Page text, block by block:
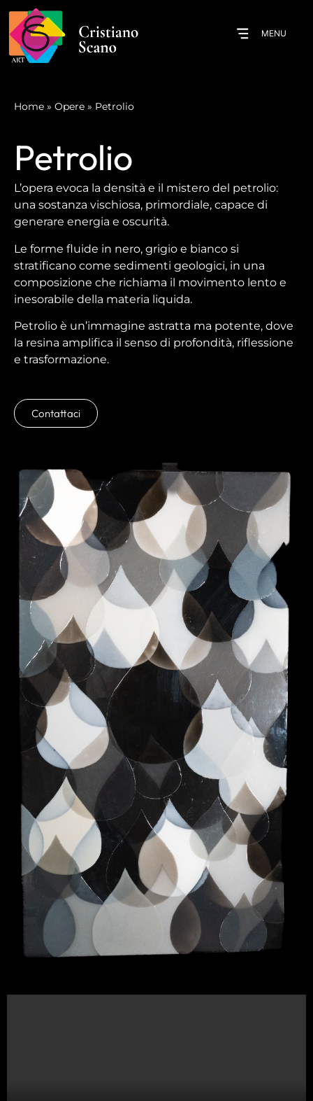
MENU
Home » Opere » Petrolio
Petrolio
L’opera evoca la densità e il mistero del petrolio:
una sostanza vischiosa, primordiale, capace di
generare energia e oscurità.
Le forme fluide in nero, grigio e bianco si
stratificano come sedimenti geologici, in una
composizione che richiama il movimento lento e
inesorabile della materia liquida.
Petrolio è un’immagine astratta ma potente, dove
la resina amplifica il senso di profondità, riflessione
e trasformazione.
Contattaci